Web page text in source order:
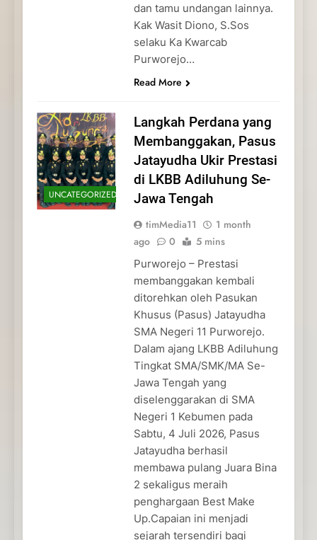
dan tamu undangan lainnya.
Kak Wasit Diono, S.Sos
selaku Ka Kwarcab
Purworejo…
Read More
UNCATEGORIZED
Langkah Perdana yang
Membanggakan, Pasus
Jatayudha Ukir Prestasi
di LKBB Adiluhung Se-
Jawa Tengah
timMedia11
1 month
ago
0 5 mins
Purworejo – Prestasi
membanggakan kembali
ditorehkan oleh Pasukan
Khusus (Pasus) Jatayudha
SMA Negeri 11 Purworejo.
Dalam ajang LKBB Adiluhung
Tingkat SMA/SMK/MA Se-
Jawa Tengah yang
diselenggarakan di SMA
Negeri 1 Kebumen pada
Sabtu, 4 Juli 2026, Pasus
Jatayudha berhasil
membawa pulang Juara Bina
2 sekaligus meraih
penghargaan Best Make
Up.Capaian ini menjadi
sejarah tersendiri bagi